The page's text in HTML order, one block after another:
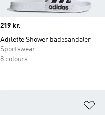
Price
219 kr.
Adilette Shower badesandaler
Sportswear
8 colours